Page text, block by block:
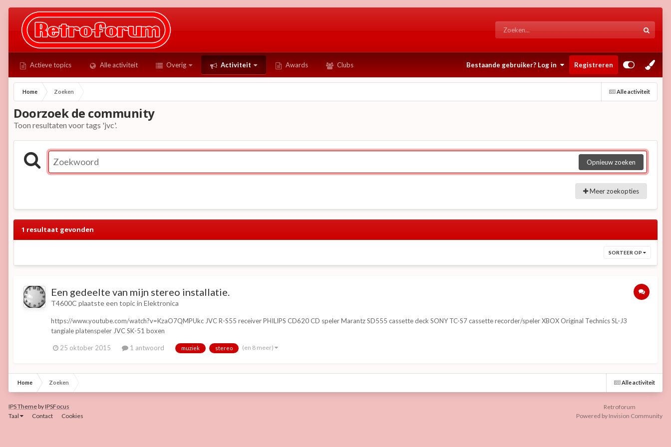
Actieve topics Alle activiteit Overig Activiteit Awards Clubs Bestaande gebruiker? Log in Registreren
Alle activiteit
Home Zoeken
Doorzoek de community
Toon resultaten voor tags 'jvc'.
Opnieuw zoeken
Meer zoekopties
1 resultaat gevonden
SORTEER OP
Een gedeelte van mijn stereo installatie.
T4600C plaatste een topic in Elektronica
https://www.youtube.com/watch?v=KzaO7QMPUkc JVC R-S55 receiver PHILIPS CD620 CD speler Marantz SD555 cassette deck SONY TC-S7 cassette recorder/speler XBOX Original Technics SL-J3
tangiale platenspeler JVC SK-51 boxen
25 oktober 2015 1 antwoord muziek stereo (en 8 meer)
Alle activiteit
Home Zoeken
IPS ThemebyIPSFocus
Taal
Contact Cookies
Retroforum
Powered by Invision Community